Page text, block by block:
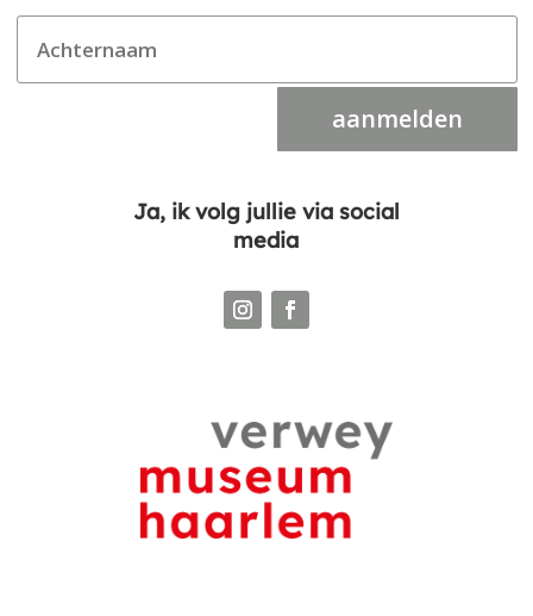
aanmelden
Ja, ik volg jullie via social
media